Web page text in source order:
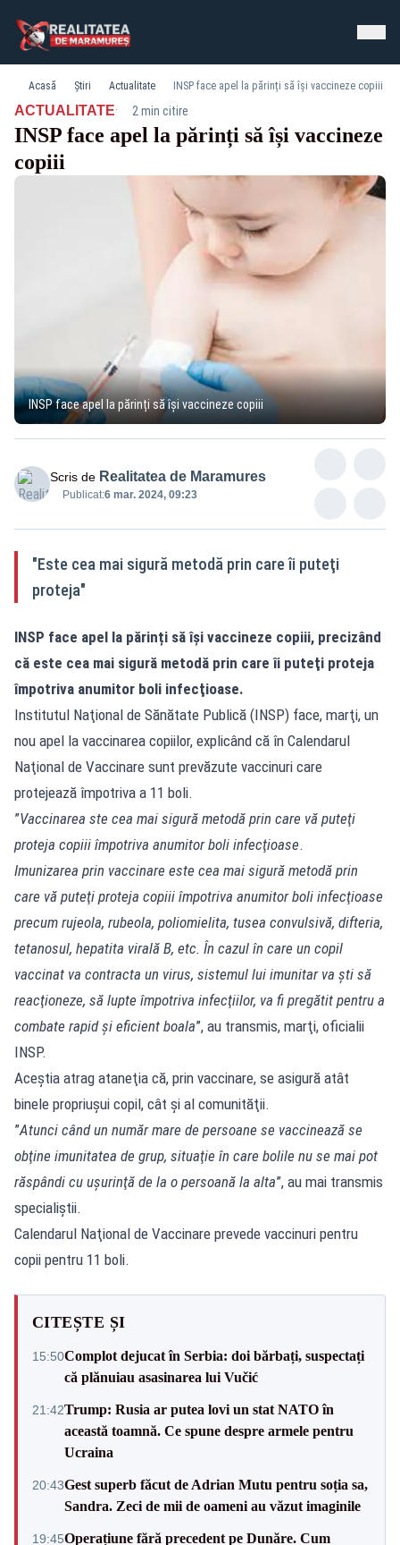
Acasă Știri Actualitate INSP face apel la părinți să își vaccineze copiii
ACTUALITATE· 2 min citire
INSP face apel la părinți să își vaccineze
copiii
INSP face apel la părinți să își vaccineze copiii
Scris de Realitatea de Maramures
Publicat:6 mar. 2024, 09:23
"Este cea mai sigură metodă prin care îi puteţi
proteja"
INSP face apel la părinți să își vaccineze copiii, precizând
că este cea mai sigură metodă prin care îi puteţi proteja
împotriva anumitor boli infecţioase.
Institutul Naţional de Sănătate Publică (INSP) face, marţi, un
nou apel la vaccinarea copiilor, explicând că în Calendarul
Naţional de Vaccinare sunt prevăzute vaccinuri care
protejează împotriva a 11 boli.
”Vaccinarea ste cea mai sigură metodă prin care vă puteţi
proteja copiii împotriva anumitor boli infecţioase.
Imunizarea prin vaccinare este cea mai sigură metodă prin
care vă puteţi proteja copiii împotriva anumitor boli infecţioase
precum rujeola, rubeola, poliomielita, tusea convulsivă, difteria,
tetanosul, hepatita virală B, etc. În cazul în care un copil
vaccinat va contracta un virus, sistemul lui imunitar va şti să
reacţioneze, să lupte împotriva infecţiilor, va fi pregătit pentru a
combate rapid şi eficient boala”, au transmis, marţi, oficialii
INSP.
Aceştia atrag ataneţia că, prin vaccinare, se asigură atât
binele propriuşui copil, cât şi al comunităţii.
”Atunci când un număr mare de persoane se vaccinează se
obţine imunitatea de grup, situaţie în care bolile nu se mai pot
răspândi cu uşurinţă de la o persoană la alta”, au mai transmis
specialiştii.
Calendarul Naţional de Vaccinare prevede vaccinuri pentru
copii pentru 11 boli.
CITEȘTE ȘI
15:50Complot dejucat în Serbia: doi bărbați, suspectați
că plănuiau asasinarea lui Vučić
21:42Trump: Rusia ar putea lovi un stat NATO în
această toamnă. Ce spune despre armele pentru
Ucraina
20:43Gest superb făcut de Adrian Mutu pentru soția sa,
Sandra. Zeci de mii de oameni au văzut imaginile
19:45Operațiune fără precedent pe Dunăre. Cum